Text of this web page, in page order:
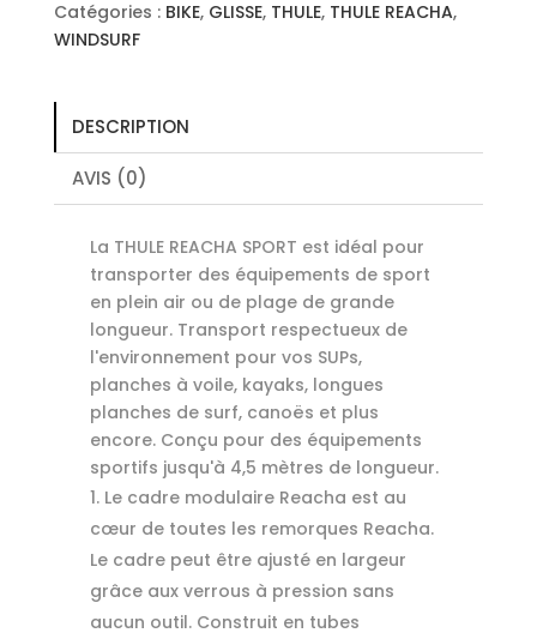
Catégories : BIKE, GLISSE, THULE, THULE REACHA,
WINDSURF
DESCRIPTION
AVIS (0)
La THULE REACHA SPORT est idéal pour
transporter des équipements de sport
en plein air ou de plage de grande
longueur. Transport respectueux de
l'environnement pour vos SUPs,
planches à voile, kayaks, longues
planches de surf, canoës et plus
encore. Conçu pour des équipements
sportifs jusqu'à 4,5 mètres de longueur.
Le cadre modulaire Reacha est au
cœur de toutes les remorques Reacha.
Le cadre peut être ajusté en largeur
grâce aux verrous à pression sans
aucun outil. Construit en tubes